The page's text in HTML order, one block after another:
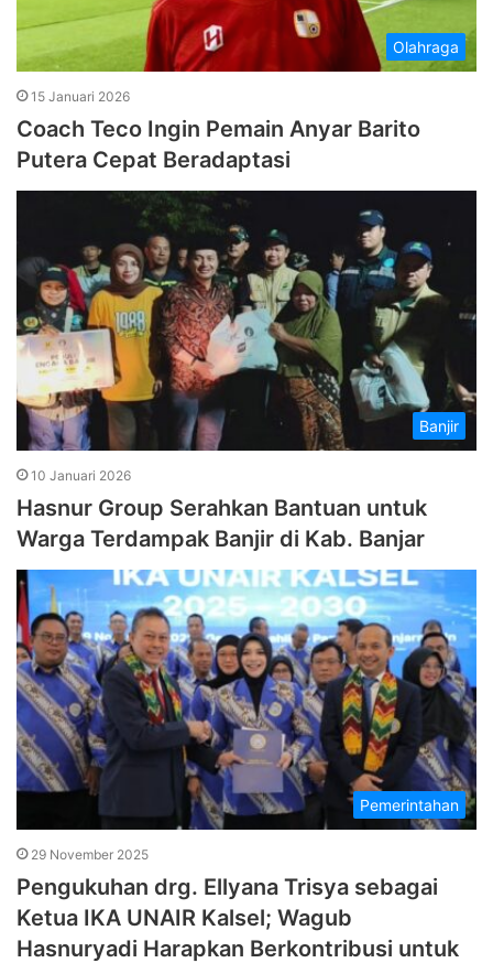
Olahraga
15 Januari 2026
Coach Teco Ingin Pemain Anyar Barito
Putera Cepat Beradaptasi
Banjir
10 Januari 2026
Hasnur Group Serahkan Bantuan untuk
Warga Terdampak Banjir di Kab. Banjar
Pemerintahan
29 November 2025
Pengukuhan drg. Ellyana Trisya sebagai
Ketua IKA UNAIR Kalsel; Wagub
Hasnuryadi Harapkan Berkontribusi untuk